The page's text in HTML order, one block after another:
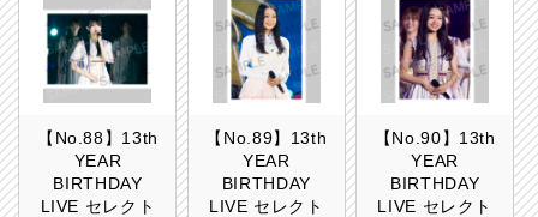
【No.88】13th
YEAR
BIRTHDAY
LIVE セレクト
【No.89】13th
YEAR
BIRTHDAY
LIVE セレクト
【No.90】13th
YEAR
BIRTHDAY
LIVE セレクト